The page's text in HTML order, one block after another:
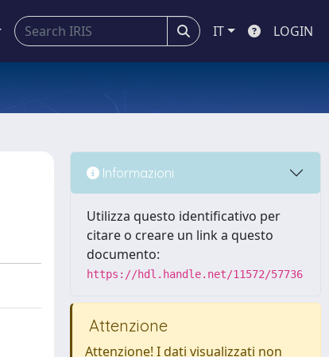
IT LOGIN
Informazioni
Utilizza questo identificativo per
citare o creare un link a questo
documento:
https://hdl.handle.net/11572/57736
Attenzione
Attenzione! I dati visualizzati non